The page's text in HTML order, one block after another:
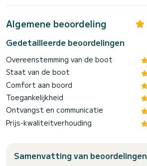
Algemene beoordeling
Gedetailleerde beoordelingen
Overeenstemming van de boot
Staat van de boot
Comfort aan boord
Toegankelijkheid
Ontvangst en communicatie
Prijs-kwaliteitverhouding
Samenvatting van beoordelingen